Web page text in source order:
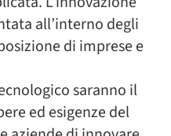
all’interno degli
di imprese e
saranno il
ed esigenze del